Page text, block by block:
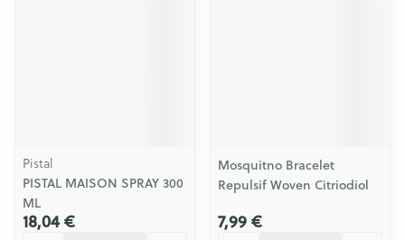
Pistal
PISTAL MAISON SPRAY 300
ML
18,04 €
Mosquitno Bracelet
Repulsif Woven Citriodiol
7,99 €